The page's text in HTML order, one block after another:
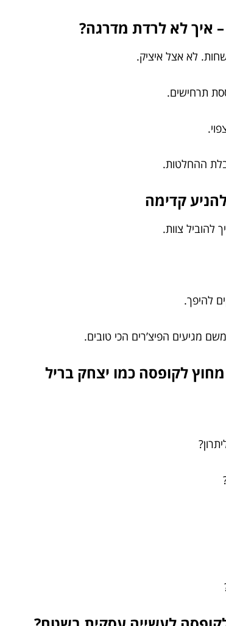
לא אצל איציק.
תרחישים.
ההחלטות.
להוביל צוות.
להיפך.
מגיעים הפיצ’רים הכי טובים.